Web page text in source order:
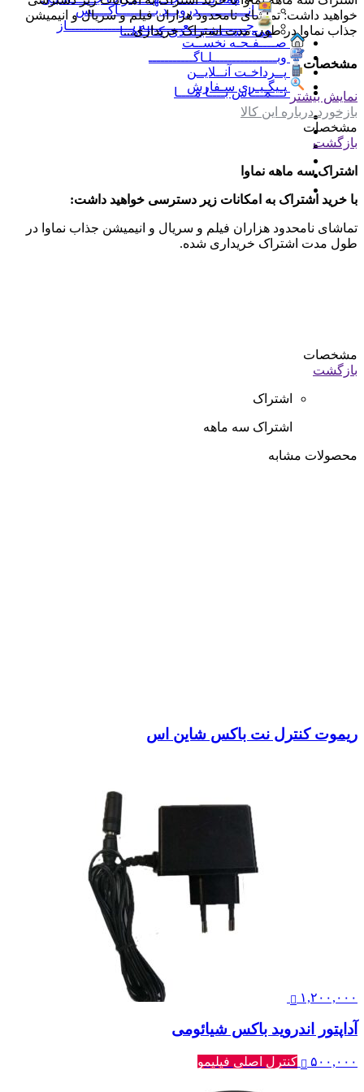
انــــــــــــدرویــد بـــــــــاکــــس
جــــــــــــــعـــــــبـه بــــــــــــــــاز
همه دســتـه بــنـدی کـالـاهــا
صــــفـحـه نخســت
وبــــــــــــــــلـاگـــــــــــ
پــرداخـت آنــلایــن
پـیگـیـری سـفارش
تـــمـــاس بــــا مــــا
خواهید داشت: تماشای نامحدود هزاران فیلم و سریال و انیمیشن
جذاب نماوا در طول مدت اشتراک خریداری...
مشخصات
نمایش بیشتر
بازخورد درباره این کالا
مشخصات
بازگشت
اشتراک سه ماهه نماوا
با خرید اشتراک به امکانات زیر دسترسی خواهید داشت:
تماشای نامحدود هزاران فیلم و سریال و انیمیشن جذاب نماوا در
طول مدت اشتراک خریداری شده.
مشخصات
بازگشت
اشتراک
اشتراک سه ماهه
محصولات مشابه
ریموت کنترل نت باکس شاین اس
۱,۲۰۰,۰۰۰
آداپتور اندروید باکس شیائومی
۵۰۰,۰۰۰ کنترل اصلی فیلیمو